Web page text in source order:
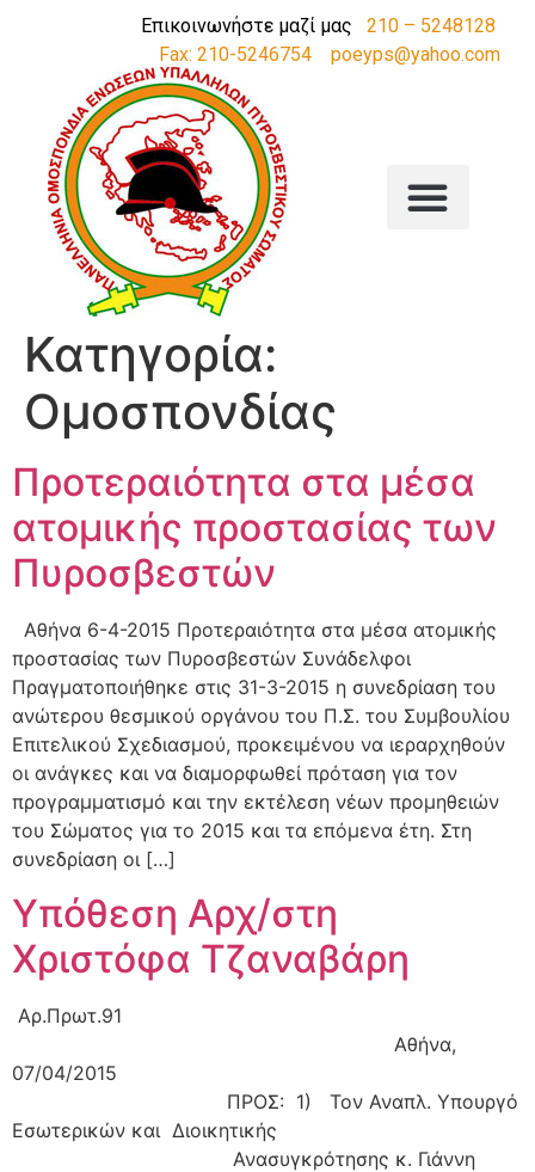
Επικοινωνήστε μαζί μας 210 – 5248128
Fax: 210-5246754
poeyps@yahoo.com
Κατηγορία:
Ομοσπονδίας
Προτεραιότητα στα μέσα
ατομικής προστασίας των
Πυροσβεστών
Αθήνα 6-4-2015 Προτεραιότητα στα μέσα ατομικής
προστασίας των Πυροσβεστών Συνάδελφοι
Πραγματοποιήθηκε στις 31-3-2015 η συνεδρίαση του
ανώτερου θεσμικού οργάνου του Π.Σ. του Συμβουλίου
Επιτελικού Σχεδιασμού, προκειμένου να ιεραρχηθούν
οι ανάγκες και να διαμορφωθεί πρόταση για τον
προγραμματισμό και την εκτέλεση νέων προμηθειών
του Σώματος για το 2015 και τα επόμενα έτη. Στη
συνεδρίαση οι […]
Υπόθεση Αρχ/στη
Χριστόφα Τζαναβάρη
Αρ.Πρωτ.91
Αθήνα,
07/04/2015
ΠΡΟΣ: 1) Τον Αναπλ. Υπουργό
Εσωτερικών και Διοικητικής
Ανασυγκρότησης κ. Γιάννη